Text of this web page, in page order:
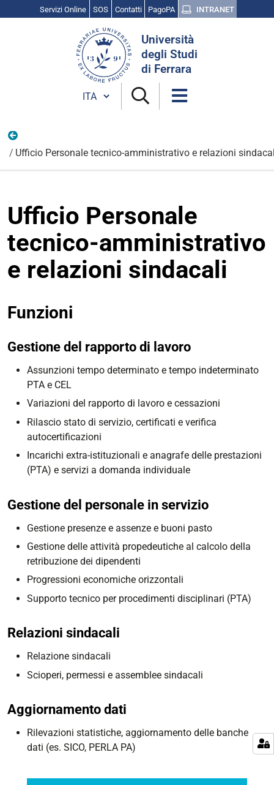
Servizi Online SOS Contatti PagoPA INTRANET
Università
degli Studi
di Ferrara
Cambia lingua
Ufficio Personale tecnico-amministrativo e relazioni
Ufficio Personale
tecnico-amministrativo
e relazioni sindacali
Funzioni
Gestione del rapporto di lavoro
Assunzioni tempo determinato e tempo indeterminato
PTA e CEL
Variazioni del rapporto di lavoro e cessazioni
Rilascio stato di servizio, certificati e verifica
autocertificazioni
Incarichi extra-istituzionali e anagrafe delle prestazioni
(PTA) e servizi a domanda individuale
Gestione del personale in servizio
Gestione presenze e assenze e buoni pasto
Gestione delle attività propedeutiche al calcolo della
retribuzione dei dipendenti
Progressioni economiche orizzontali
Supporto tecnico per procedimenti disciplinari (PTA)
Relazioni sindacali
Relazione sindacali
Scioperi, permessi e assemblee sindacali
Aggiornamento dati
Rilevazioni statistiche, aggiornamento delle banche
dati (es. SICO, PERLA PA)